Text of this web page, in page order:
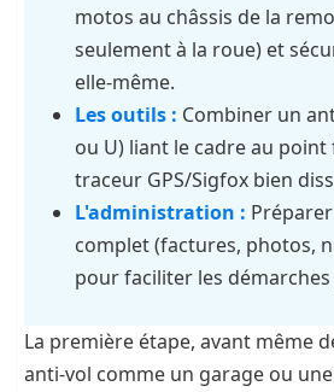
motos au châssis de la
seulement à la roue) et
elle-même.
Les outils : Combiner un
ou U) liant le cadre au point
traceur GPS/Sigfox bien
L'administration :
complet (factures, photos,
pour faciliter les
La première étape, avant même
anti-vol comme un garage ou